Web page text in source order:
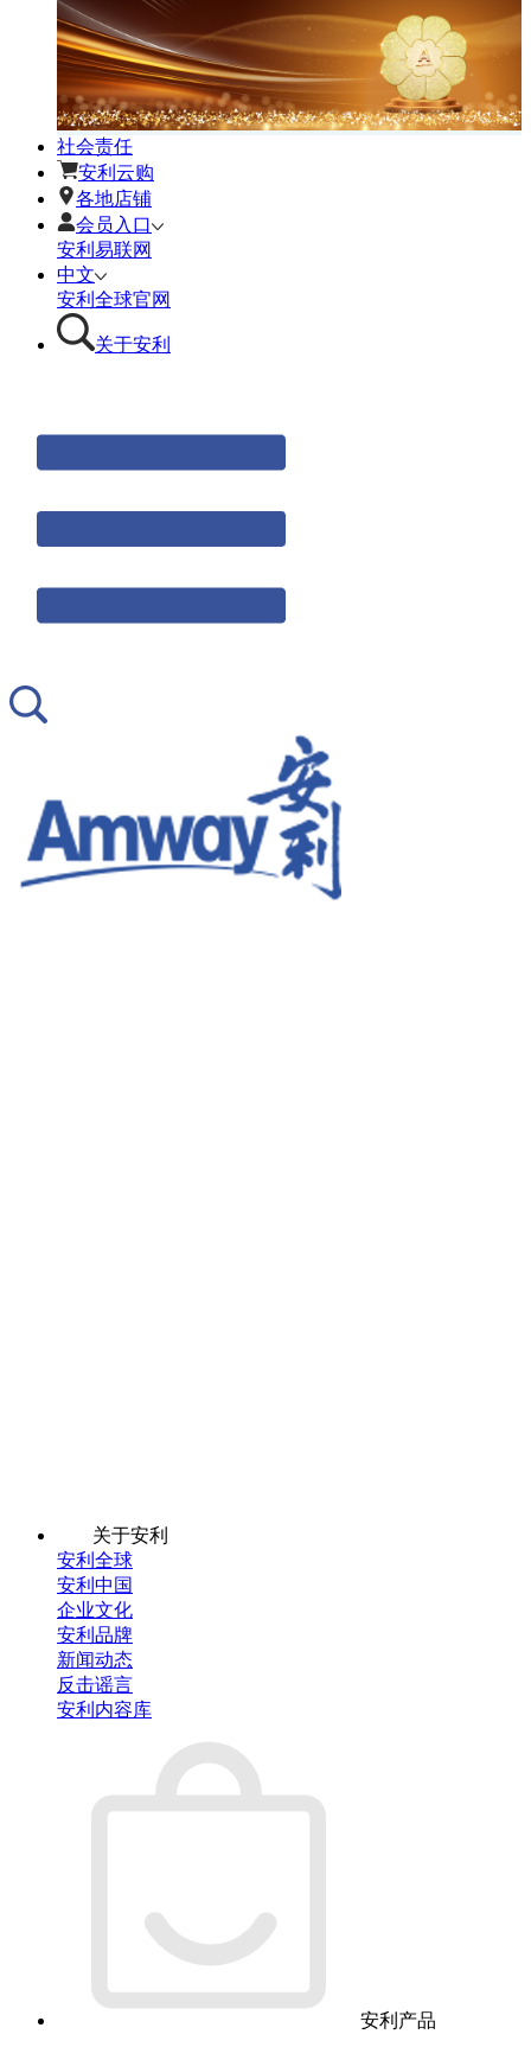
社会责任
安利云购
各地店铺
会员入口
安利易联网
中文
安利全球官网
关于安利
关于安利
安利全球
安利中国
企业文化
安利品牌
新闻动态
反击谣言
安利内容库
安利产品